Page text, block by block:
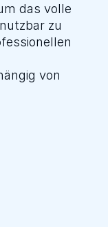
das volle
zu
von